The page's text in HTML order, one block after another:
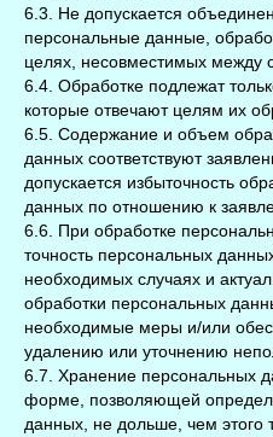
6.3. Не допускается
персональные данные,
целях, несовместимых между
6.4. Обработке подлежат
которые отвечают целям их
6.5. Содержание и объем
данных соответствуют
допускается избыточность
данных по отношению к
6.6. При обработке
точность персональных
необходимых случаях и
обработки персональных
необходимые меры и/или
удалению или уточнению
6.7. Хранение персональных
форме, позволяющей
данных, не дольше, чем этого